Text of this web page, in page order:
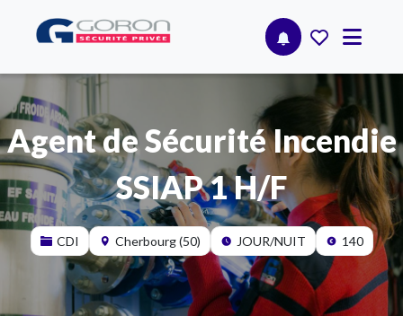
Agent de Sécurité Incendie
SSIAP 1 H/F
CDI Cherbourg (50) JOUR/NUIT 140